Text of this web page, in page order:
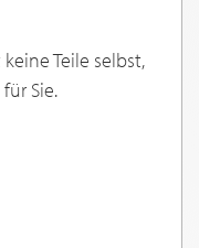
Teile selbst,
Sie.